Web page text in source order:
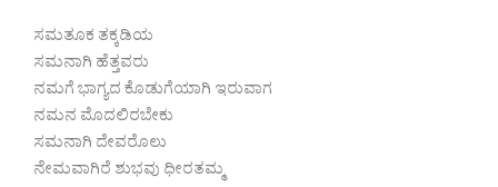
ಸಮತೂಕ ತಕ್ಕಡಿಯ
ಸಮನಾಗಿ ಹೆತ್ತವರು
ನಮಗೆ ಭಾಗ್ಯದ ಕೊಡುಗೆಯಾಗಿ ಇರುವಾಗ
ನಮನ ಮೊದಲಿರಬೇಕು
ಸಮನಾಗಿ ದೇವರೊಲು
ನೇಮವಾಗಿರೆ ಶುಭವು ಧೀರತಮ್ಮ